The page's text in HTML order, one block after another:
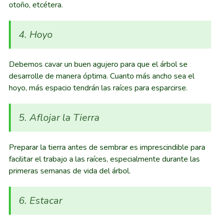
otoño, etcétera.
4. Hoyo
Debemos cavar un buen agujero para que el árbol se
desarrolle de manera óptima. Cuanto más ancho sea el
hoyo, más espacio tendrán las raíces para esparcirse.
5. Aflojar la Tierra
Preparar la tierra antes de sembrar es imprescindible para
facilitar el trabajo a las raíces, especialmente durante las
primeras semanas de vida del árbol.
6. Estacar